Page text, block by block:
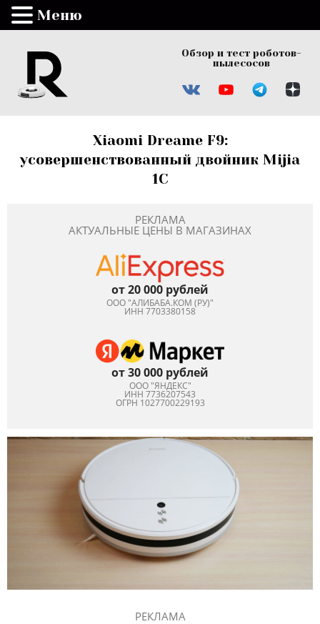
Обзор и тест роботов-
пылесосов
Xiaomi Dreame F9:
усовершенствованный двойник Mijia
1C
РЕКЛАМА
АКТУАЛЬНЫЕ ЦЕНЫ В МАГАЗИНАХ
от 20 000 рублей
ООО "АЛИБАБА.КОМ (РУ)"
ИНН 7703380158
от 30 000 рублей
ООО "ЯНДЕКС"
ИНН 7736207543
ОГРН 1027700229193
РЕКЛАМА
Меню